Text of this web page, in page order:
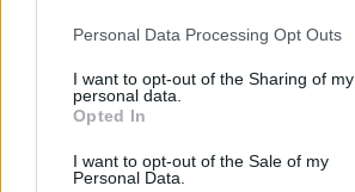
Personal Data Processing Opt Outs
I want to opt-out of the Sharing of my
personal data.
Opted In
I want to opt-out of the Sale of my
Personal Data.